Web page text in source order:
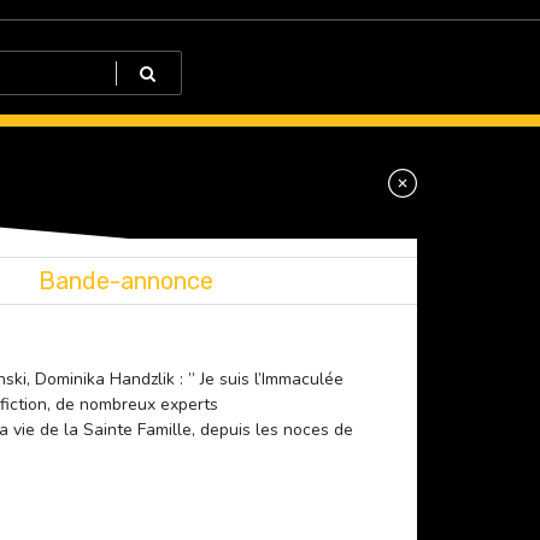
Bande-annonce
Dominika Handzlik : ” Je suis l’Immaculée
de nombreux experts
vie de la Sainte Famille, depuis les noces de